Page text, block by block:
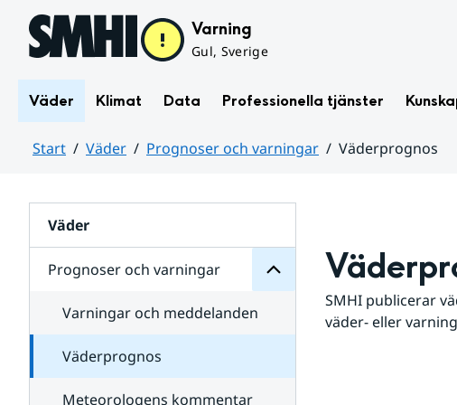
Hoppa till sidans innehåll Varning
Gul, Sverige
Väder Klimat Data Professionella tjänster
Start Väder Prognoser och varningar
Väderprognos
Väder
Prognoser och varningar
för
varningar
Varningar och meddelanden
Väderprognos
Meteorologens kommentar
SMHI publicerar
väder- eller